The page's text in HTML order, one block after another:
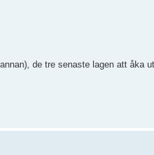
de tre senaste lagen att åka